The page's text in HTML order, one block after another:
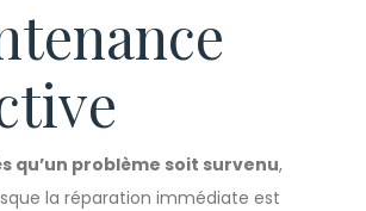
qu’un problème soit survenu,
la réparation immédiate est